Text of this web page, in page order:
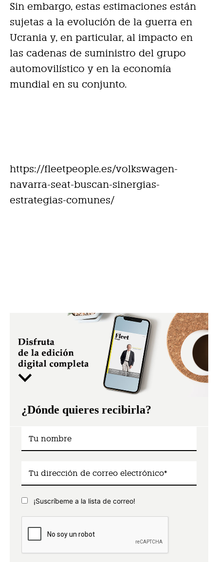
Sin embargo, estas estimaciones están
sujetas a la evolución de la guerra en
Ucrania y, en particular, al impacto en
las cadenas de suministro del grupo
automovilístico y en la economía
mundial en su conjunto.
https://fleetpeople.es/volkswagen-
navarra-seat-buscan-sinergias-
estrategias-comunes/
¿Dónde quieres recibirla?
¡Suscríbeme a la lista de correo!